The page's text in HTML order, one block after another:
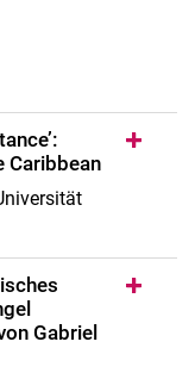
Caribbean
Gabriel